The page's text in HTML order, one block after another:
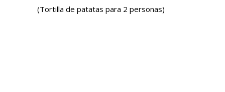
(Tortilla de patatas para 2 personas)